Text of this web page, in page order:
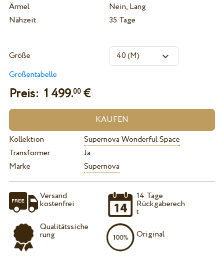
Ärmel
Nein, Lang
Nähzeit
35 Tage
Größe
Größentabelle
Preis: 1 499.00€
Kollektion
Supernova Wonderful Space
Transformer
Ja
Marke
Supernova
Versand
kostenfrei
Qualitätssiche
rung
14 Tage
Rückgaberech
t
Original